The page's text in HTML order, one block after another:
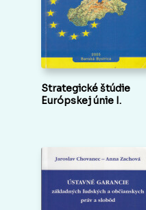
Strategické štúdie
Európskej únie I.